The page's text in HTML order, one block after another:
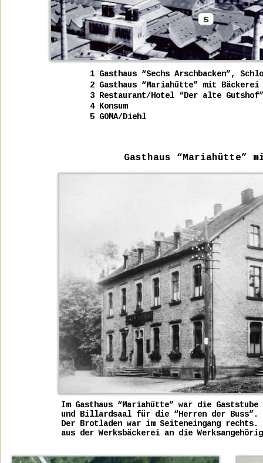
1 Gasthaus “Sechs Arschbacken”,
2 Gasthaus “Mariahütte” mit Bäckerei
3 Restaurant/Hotel “Der alte
4 Konsum
5 GOMA/Diehl
Gasthaus “Mariahütte”
Im Gasthaus “Mariahütte” war die
und Billardsaal für die “Herren der Buss”.
Der Brotladen war im Seiteneingang rechts.
aus der Werksbäckerei an die